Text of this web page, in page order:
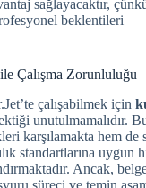
sağlayacaktır,
beklentileri
Çalışma Zorunluluğu
çalışabilmek için
unutulmamalıdır.
karşılamakta hem de
standartlarına uygun
Ancak,